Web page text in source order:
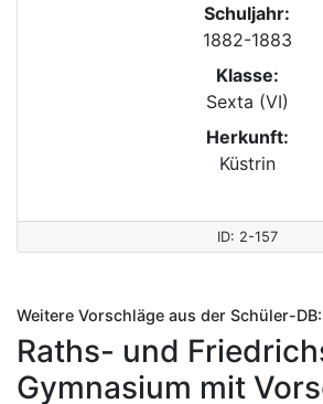
Schuljahr:
1882-1883
Klasse:
Sexta (VI)
Herkunft:
Küstrin
ID: 2-157
Weitere Vorschläge aus der Schüler-DB:
Raths- und
Gymnasium mit